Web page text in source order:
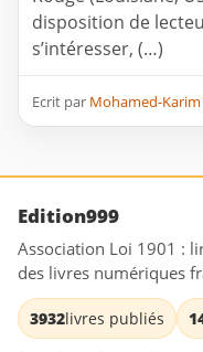
disposition de
s’intéresser, (…)
Ecrit par Mohamed-Karim
Edition999
Association Loi 1901 :
des livres numériques
3932livres publiés